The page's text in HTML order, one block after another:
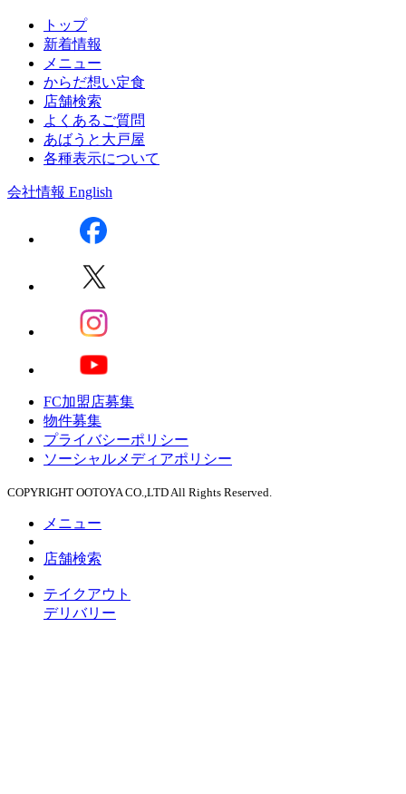
トップ
新着情報
メニュー
からだ想い定食
店舗検索
よくあるご質問
あばうと大戸屋
各種表示について
会社情報 English
FC加盟店募集
物件募集
プライバシーポリシー
ソーシャルメディアポリシー
COPYRIGHT OOTOYA CO.,LTD All Rights Reserved.
メニュー
店舗検索
テイクアウト
デリバリー